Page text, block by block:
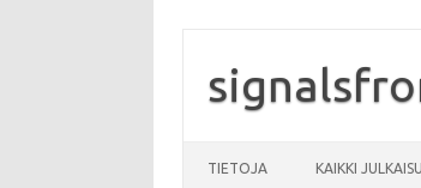
content
TIETOJA KAIKKI